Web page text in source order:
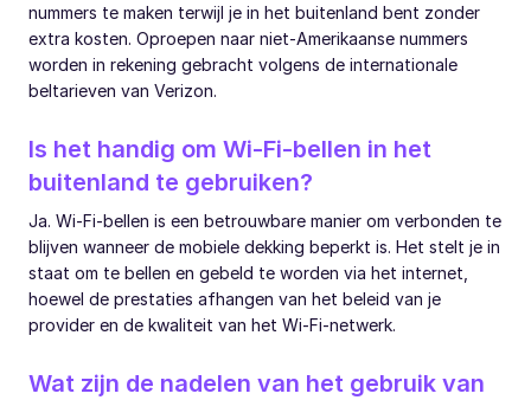
nummers te maken terwijl je in het buitenland bent zonder
extra kosten. Oproepen naar niet-Amerikaanse nummers
worden in rekening gebracht volgens de internationale
beltarieven van Verizon.
Is het handig om Wi-Fi-bellen in het
buitenland te gebruiken?
Ja. Wi-Fi-bellen is een betrouwbare manier om verbonden te
blijven wanneer de mobiele dekking beperkt is. Het stelt je in
staat om te bellen en gebeld te worden via het internet,
hoewel de prestaties afhangen van het beleid van je
provider en de kwaliteit van het Wi-Fi-netwerk.
Wat zijn de nadelen van het gebruik van